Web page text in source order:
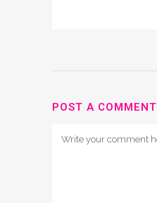
POST A COMMENT